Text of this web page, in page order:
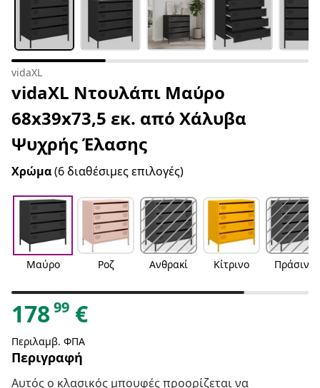
vidaXL
vidaXL Ντουλάπι Μαύρο
68x39x73,5 εκ. από Χάλυβα
Ψυχρής Έλασης
Χρώμα(6 διαθέσιμες επιλογές)
Μαύρο Ροζ Ανθρακί Κίτρινο Πράσινο
17899 €
Περιλαμβ. ΦΠΑ
Περιγραφή
Αυτός ο κλασικός μπουφές προορίζεται να